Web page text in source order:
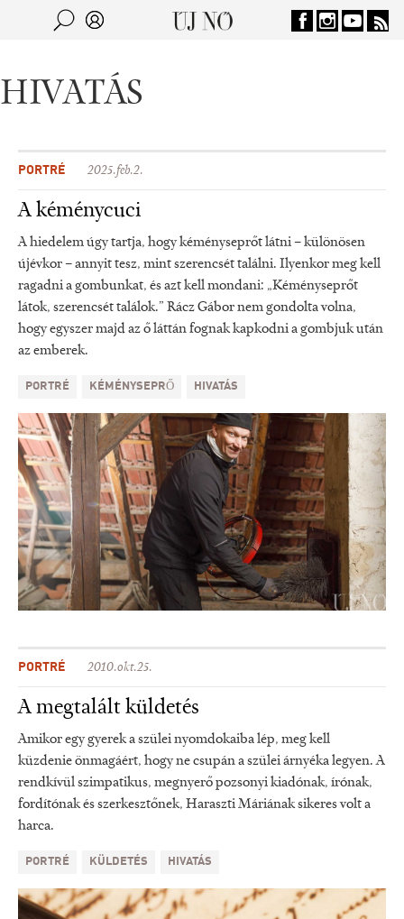
Jump to navigation
HIVATÁS
PORTRÉ 2025.feb.2.
A kéménycuci
A hiedelem úgy tartja, hogy kéményseprőt látni – különösen
újévkor – annyit tesz, mint szerencsét találni. Ilyenkor meg kell
ragadni a gombunkat, és azt kell mondani: „Kéményseprőt
látok, szerencsét találok.” Rácz Gábor nem gondolta volna,
hogy egyszer majd az ő láttán fognak kapkodni a gombjuk után
az emberek.
PORTRÉ KÉMÉNYSEPRŐ HIVATÁS
PORTRÉ 2010.okt.25.
A megtalált küldetés
Amikor egy gyerek a szülei nyomdokaiba lép, meg kell
küzdenie önmagáért, hogy ne csupán a szülei árnyéka legyen. A
rendkívül szimpatikus, megnyerő pozsonyi kiadónak, írónak,
fordítónak és szerkesztőnek, Haraszti Máriának sikeres volt a
harca.
PORTRÉ KÜLDETÉS HIVATÁS